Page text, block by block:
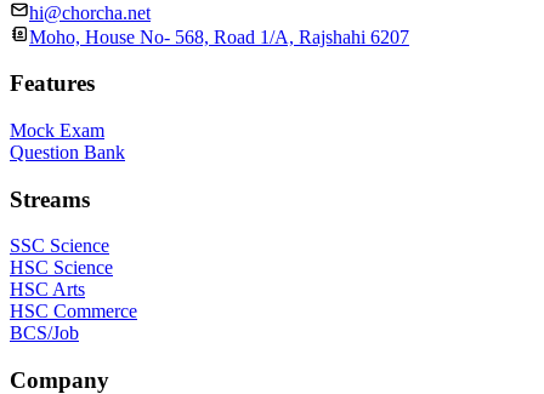
hi@chorcha.net
Moho, House No- 568, Road 1/A, Rajshahi 6207
Features
Mock Exam
Question Bank
Streams
SSC Science
HSC Science
HSC Arts
HSC Commerce
BCS/Job
Company